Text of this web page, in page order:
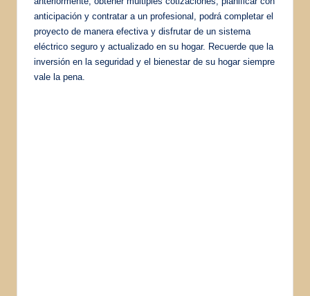
anticipación y contratar a un profesional, podrá completar el
proyecto de manera efectiva y disfrutar de un sistema
eléctrico seguro y actualizado en su hogar. Recuerde que la
inversión en la seguridad y el bienestar de su hogar siempre
vale la pena.